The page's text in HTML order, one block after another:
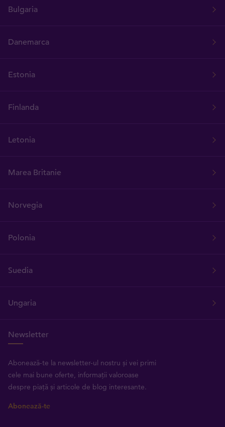
Bulgaria
Danemarca
Estonia
Finlanda
Letonia
Marea Britanie
Norvegia
Polonia
Suedia
Ungaria
Newsletter
Abonează-te la newsletter-ul nostru și vei primi
cele mai bune oferte, informații valoroase
despre piață și articole de blog interesante.
Abonează-te